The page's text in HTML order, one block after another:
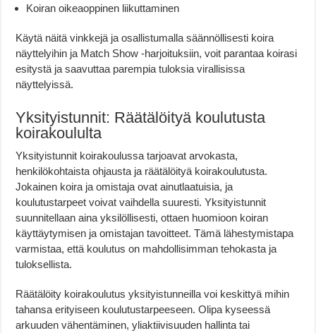
Koiran oikeaoppinen liikuttaminen
Käytä näitä vinkkejä ja osallistumalla säännöllisesti koira
näyttelyihin ja Match Show -harjoituksiin, voit parantaa koirasi
esitystä ja saavuttaa parempia tuloksia virallisissa
näyttelyissä.
Yksityistunnit: Räätälöityä koulutusta
koirakoululta
Yksityistunnit koirakoulussa tarjoavat arvokasta,
henkilökohtaista ohjausta ja räätälöityä koirakoulutusta.
Jokainen koira ja omistaja ovat ainutlaatuisia, ja
koulutustarpeet voivat vaihdella suuresti. Yksityistunnit
suunnitellaan aina yksilöllisesti, ottaen huomioon koiran
käyttäytymisen ja omistajan tavoitteet. Tämä lähestymistapa
varmistaa, että koulutus on mahdollisimman tehokasta ja
tuloksellista.
Räätälöity koirakoulutus yksityistunneilla voi keskittyä mihin
tahansa erityiseen koulutustarpeeseen. Olipa kyseessä
arkuuden vähentäminen, yliaktiivisuuden hallinta tai